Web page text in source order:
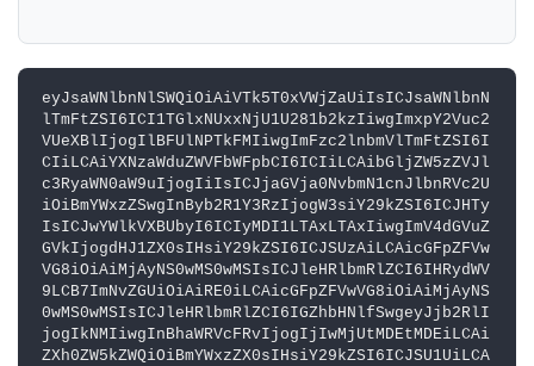
eyJsaWNlbnNlSWQiOiAiVTk5T0xVWjZaUiIsICJsaWNlbnN
lTmFtZSI6ICI1TGlxNUxxNjU1U281b2kzIiwgImxpY2Vuc2
VUeXBlIjogIlBFUlNPTkFMIiwgImFzc2lnbmVlTmFtZSI6I
CIiLCAiYXNzaWduZWVFbWFpbCI6ICIiLCAibGljZW5zZVJl
c3RyaWN0aW9uIjogIiIsICJjaGVja0NvbmN1cnJlbnRVc2U
iOiBmYWxzZSwgInByb2R1Y3RzIjogW3siY29kZSI6ICJHTy
IsICJwYWlkVXBUbyI6ICIyMDI1LTAxLTAxIiwgImV4dGVuZ
GVkIjogdHJ1ZX0sIHsiY29kZSI6ICJSUzAiLCAicGFpZFVw
VG8iOiAiMjAyNS0wMS0wMSIsICJleHRlbmRlZCI6IHRydWV
9LCB7ImNvZGUiOiAiRE0iLCAicGFpZFVwVG8iOiAiMjAyNS
0wMS0wMSIsICJleHRlbmRlZCI6IGZhbHNlfSwgeyJjb2RlI
jogIkNMIiwgInBhaWRVcFRvIjogIjIwMjUtMDEtMDEiLCAi
ZXh0ZW5kZWQiOiBmYWxzZX0sIHsiY29kZSI6ICJSU1UiLCA